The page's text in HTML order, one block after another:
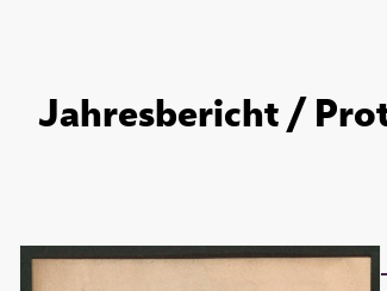
Jahresbericht /